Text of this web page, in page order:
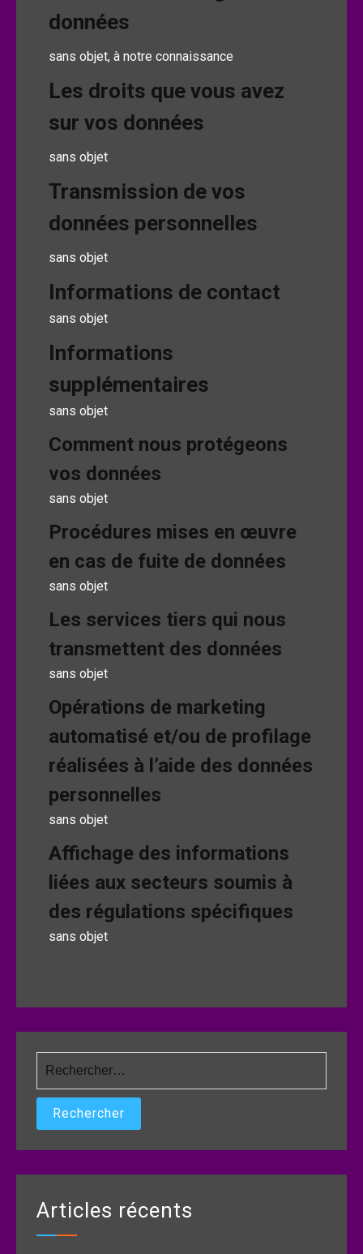
données
sans objet, à notre connaissance
Les droits que vous avez
sur vos données
sans objet
Transmission de vos
données personnelles
sans objet
Informations de contact
sans objet
Informations
supplémentaires
sans objet
Comment nous protégeons
vos données
sans objet
Procédures mises en œuvre
en cas de fuite de données
sans objet
Les services tiers qui nous
transmettent des données
sans objet
Opérations de marketing
automatisé et/ou de profilage
réalisées à l’aide des données
personnelles
sans objet
Affichage des informations
liées aux secteurs soumis à
des régulations spécifiques
sans objet
Articles récents